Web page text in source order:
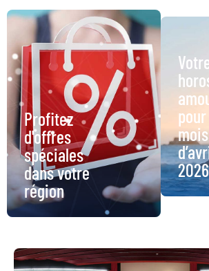
Profitez
d'offres
spéciales
dans votre
région
mois
2026